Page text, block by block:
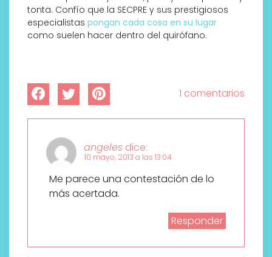
tonta. Confío que la SECPRE y sus prestigiosos
especialistas pongan cada cosa en su lugar
como suelen hacer dentro del quirófano.
1 comentarios
angeles dice:
10 mayo, 2013 a las 13:04
Me parece una contestación de lo
más acertada.
Responder